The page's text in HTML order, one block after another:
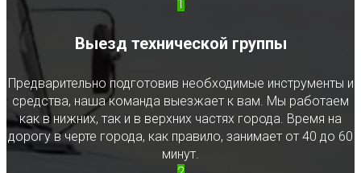
1
Выезд технической группы
Предварительно подготовив необходимые инструменты и
средства, наша команда выезжает к вам. Мы работаем
как в нижних, так и в верхних частях города. Время на
дорогу в черте города, как правило, занимает от 40 до 60
минут.